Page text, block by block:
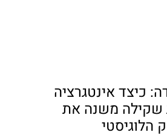
כיצד אינטגרציה
שקילה משנה את
הלוגיסטי